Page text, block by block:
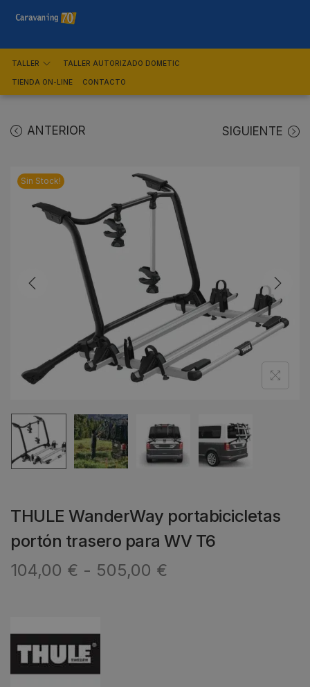
TALLER TALLER AUTORIZADO DOMETIC
TIENDA ON-LINE CONTACTO
ANTERIOR SIGUIENTE
Sin Stock!
THULE WanderWay portabicicletas
portón trasero para WV T6
104,00 € - 505,00 €